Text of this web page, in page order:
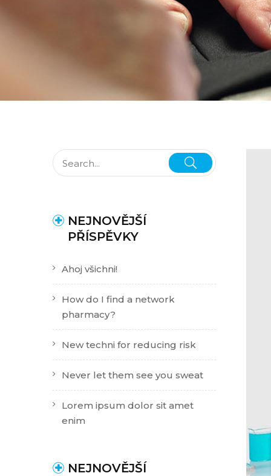
NEJNOVĚJŠÍ
PŘÍSPĚVKY
Ahoj všichni!
How do I find a network
pharmacy?
New techni for reducing risk
Never let them see you sweat
Lorem ipsum dolor sit amet
enim
NEJNOVĚJŠÍ